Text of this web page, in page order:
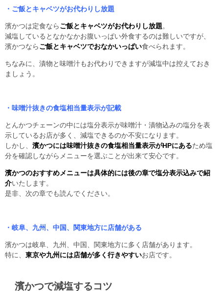
・ご飯とキャベツがお代わりし放題
濱かつは定食ならご飯とキャベツがお代わりし放題。
減塩しているとなかなかお腹いっぱい外食するのは難しいですが、
濱かつならご飯とキャベツでおなかいっぱい食べられます。
ちなみに、漬物と味噌汁もお代わりできますが減塩中は控えておき
ましょう。
・味噌汁抜きの食塩相当量表示が記載
とんかつチェーンの中には塩分表示が味噌汁・漬物込みの塩分を表
示しているお店が多く、減塩できるのか不安になります。
しかし、 濱かつには味噌汁抜きの食塩相当量表示がHPにあるため塩
分を確認しながらメニューを選ぶことが出来て安心です。
濱かつのおすすめメニューは具体的には後の章で塩分表示込みで紹
介いたします。
是非、次の章でも読んでください。
・岐阜、九州、中国、関東地方に店舗がある
濱かつは岐阜、九州、中国、関東地方に多く店舗があります。
特に、 東京や九州には店舗が多く行きやすいお店です。
濱かつで減塩するコツ